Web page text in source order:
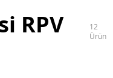
RPV
12
Ürün